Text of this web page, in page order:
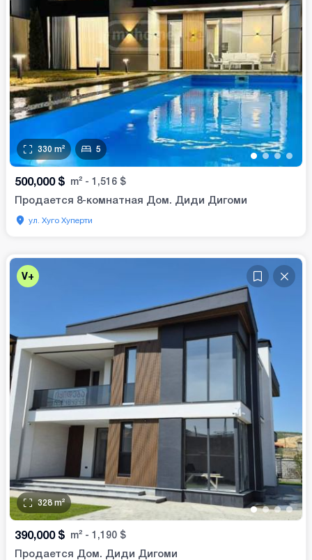
••••
330 m² 5
500,000 $ m² - 1,516 $
Продается 8-комнатная Дом. Диди Дигоми
ул. Хуго Хуперти
V+
••••
328 m²
390,000 $ m² - 1,190 $
Продается Дом. Диди Дигоми